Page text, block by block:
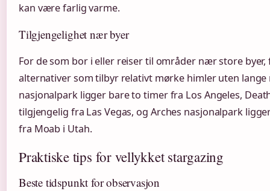
kan være farlig varme.
Tilgjengelighet nær byer
For de som bor i eller reiser til områder nær store byer,
alternativer som tilbyr relativt mørke himler uten lange
nasjonalpark ligger bare to timer fra Los Angeles,
tilgjengelig fra Las Vegas, og Arches nasjonalpark
fra Moab i Utah.
Praktiske tips for vellykket stargazing
Beste tidspunkt for observasjon